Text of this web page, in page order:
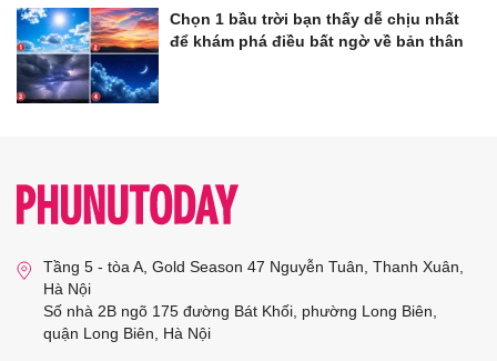
Chọn 1 bầu trời bạn thấy dễ chịu nhất
để khám phá điều bất ngờ về bản thân
Tầng 5 - tòa A, Gold Season 47 Nguyễn Tuân, Thanh Xuân,
Hà Nội
Số nhà 2B ngõ 175 đường Bát Khối, phường Long Biên,
quận Long Biên, Hà Nội